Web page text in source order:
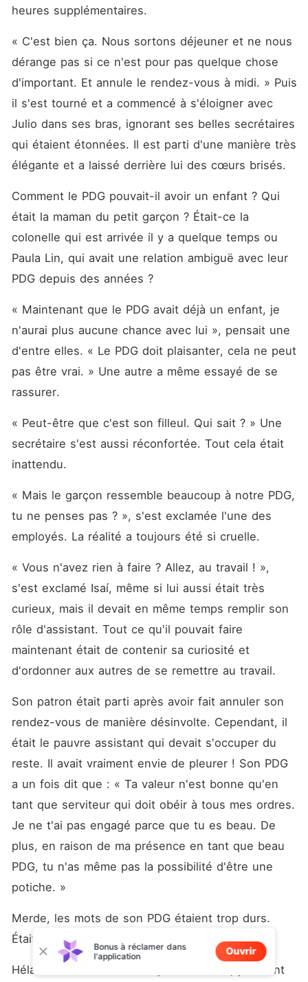
heures supplémentaires.
« C'est bien ça. Nous sortons déjeuner et ne nous
dérange pas si ce n'est pour pas quelque chose
d'important. Et annule le rendez-vous à midi. » Puis
il s'est tourné et a commencé à s'éloigner avec
Julio dans ses bras, ignorant ses belles secrétaires
qui étaient étonnées. Il est parti d'une manière très
élégante et a laissé derrière lui des cœurs brisés.
Comment le PDG pouvait-il avoir un enfant ? Qui
était la maman du petit garçon ? Était-ce la
colonelle qui est arrivée il y a quelque temps ou
Paula Lin, qui avait une relation ambiguë avec leur
PDG depuis des années ?
« Maintenant que le PDG avait déjà un enfant, je
n'aurai plus aucune chance avec lui », pensait une
d'entre elles. « Le PDG doit plaisanter, cela ne peut
pas être vrai. » Une autre a même essayé de se
rassurer.
« Peut-être que c'est son filleul. Qui sait ? » Une
secrétaire s'est aussi réconfortée. Tout cela était
inattendu.
« Mais le garçon ressemble beaucoup à notre PDG,
tu ne penses pas ? », s'est exclamée l'une des
employés. La réalité a toujours été si cruelle.
« Vous n'avez rien à faire ? Allez, au travail ! »,
s'est exclamé Isaí, même si lui aussi était très
curieux, mais il devait en même temps remplir son
rôle d'assistant. Tout ce qu'il pouvait faire
maintenant était de contenir sa curiosité et
d'ordonner aux autres de se remettre au travail.
Son patron était parti après avoir fait annuler son
rendez-vous de manière désinvolte. Cependant, il
était le pauvre assistant qui devait s'occuper du
reste. Il avait vraiment envie de pleurer ! Son PDG
a un fois dit que : « Ta valeur n'est bonne qu'en
tant que serviteur qui doit obéir à tous mes ordres.
Je ne t'ai pas engagé parce que tu es beau. De
plus, en raison de ma présence en tant que beau
PDG, tu n'as même pas la possibilité d'être une
potiche. »
Merde, les mots de son PDG étaient trop durs.
Était-il vraiment si moche ?
Hélas ! Peut-être il n'était pas si moche, pourtant
Bonus à réclamer dans
l'application
Ouvrir